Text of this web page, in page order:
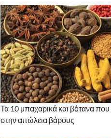
Τα 10 μπαχαρικά και βότανα
στην απώλεια βάρους